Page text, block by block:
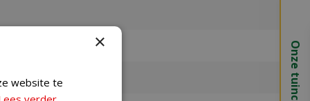
×
website te